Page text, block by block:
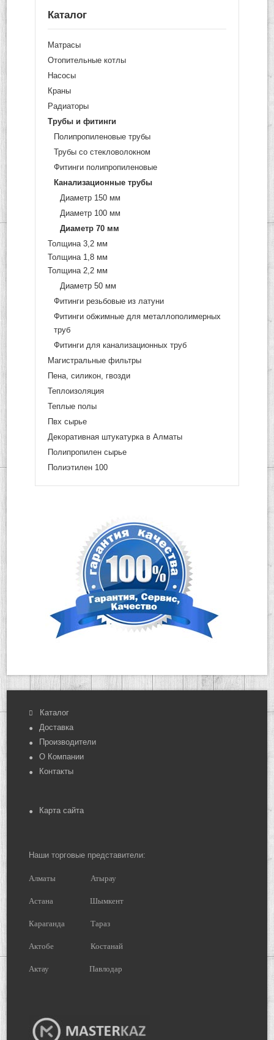
Каталог
Матрасы
Отопительные котлы
Насосы
Краны
Радиаторы
Трубы и фитинги
Полипропиленовые трубы
Трубы со стекловолокном
Фитинги полипропиленовые
Канализационные трубы
Диаметр 150 мм
Диаметр 100 мм
Диаметр 70 мм
Толщина 3,2 мм
Толщина 1,8 мм
Толщина 2,2 мм
Диаметр 50 мм
Фитинги резьбовые из латуни
Фитинги обжимные для металлополимерных
труб
Фитинги для канализационных труб
Магистральные фильтры
Пена, силикон, гвозди
Теплоизоляция
Теплые полы
Пвх сырье
Декоративная штукатурка в Алматы
Полипропилен сырье
Полиэтилен 100
Каталог
Доставка
Производители
О Компании
Контакты
Карта сайта
Наши торговые представители:
Алматы Атырау
Астана Шымкент
Караганда Тараз
Актобе Костанай
Актау Павлодар